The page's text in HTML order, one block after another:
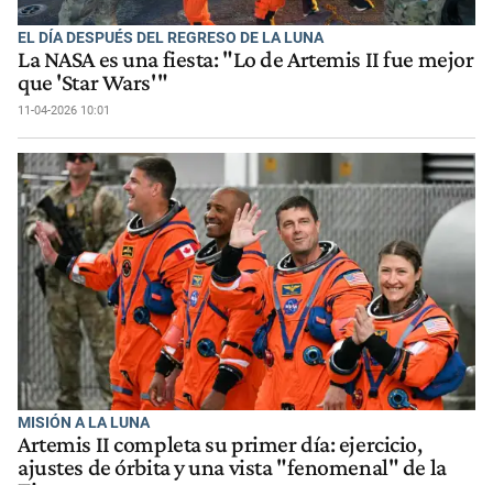
EL DÍA DESPUÉS DEL REGRESO DE LA LUNA
La NASA es una fiesta: "Lo de Artemis II fue mejor
que 'Star Wars'"
11-04-2026 10:01
MISIÓN A LA LUNA
Artemis II completa su primer día: ejercicio,
ajustes de órbita y una vista "fenomenal" de la